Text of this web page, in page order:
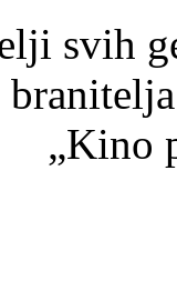
svih
„Kino